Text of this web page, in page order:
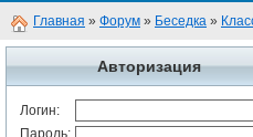
Главная » Форум » Беседка »
Авторизация
Логин:
Пароль: